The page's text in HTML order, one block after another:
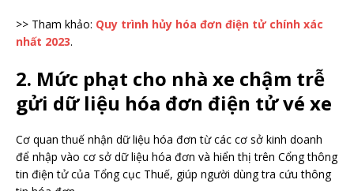
>> Tham khảo: Quy trình hủy hóa đơn điện tử chính xác
nhất 2023.
2. Mức phạt cho nhà xe chậm trễ
gửi dữ liệu hóa đơn điện tử vé xe
Cơ quan thuế nhận dữ liệu hóa đơn từ các cơ sở kinh doanh
để nhập vào cơ sở dữ liệu hóa đơn và hiển thị trên Cổng thông
tin điện tử của Tổng cục Thuế, giúp người dùng tra cứu thông